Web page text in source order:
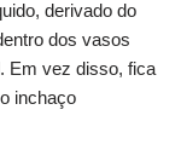
derivado do
dos vasos
Em vez disso, fica
inchaço